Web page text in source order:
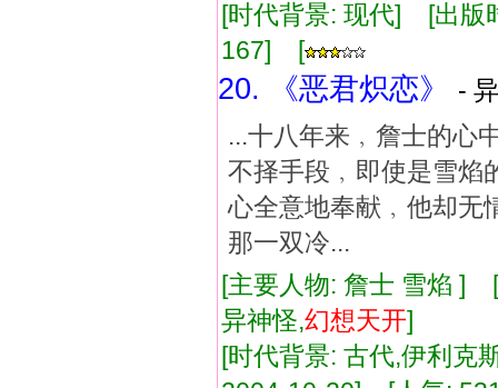
[时代背景: 现代] [出
167] [
20. 《恶君炽恋》
-
...十八年来﹐詹士的心
不择手段﹐即使是雪
心全意地奉献﹐他却无
那一双冷...
[主要人物: 詹士 雪焰 ]
异神怪,幻想天开]
[时代背景: 古代,伊利